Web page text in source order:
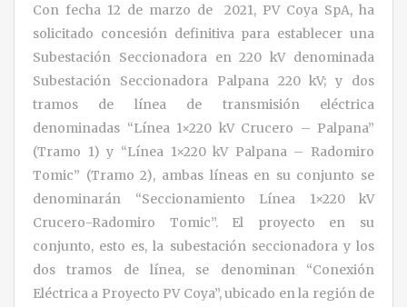
Con fecha 12 de marzo de 2021, PV Coya SpA, ha
solicitado concesión definitiva para establecer una
Subestación Seccionadora en 220 kV denominada
Subestación Seccionadora Palpana 220 kV; y dos
tramos de línea de transmisión eléctrica
denominadas “Línea 1×220 kV Crucero – Palpana”
(Tramo 1) y “Línea 1×220 kV Palpana – Radomiro
Tomic” (Tramo 2), ambas líneas en su conjunto se
denominarán “Seccionamiento Línea 1×220 kV
Crucero-Radomiro Tomic”. El proyecto en su
conjunto, esto es, la subestación seccionadora y los
dos tramos de línea, se denominan “Conexión
Eléctrica a Proyecto PV Coya”, ubicado en la región de